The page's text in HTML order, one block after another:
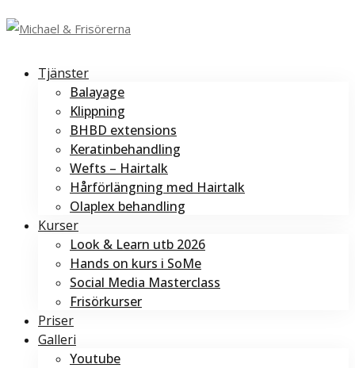
Tjänster
Balayage
Klippning
BHBD extensions
Keratinbehandling
Wefts – Hairtalk
Hårförlängning med Hairtalk
Olaplex behandling
Kurser
Look & Learn utb 2026
Hands on kurs i SoMe
Social Media Masterclass
Frisörkurser
Priser
Galleri
Youtube